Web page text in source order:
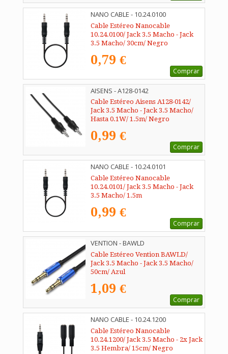
NANO CABLE - 10.24.0100
Cable Estéreo Nanocable
10.24.0100/ Jack 3.5 Macho - Jack
3.5 Macho/ 30cm/ Negro
0,79 €
Comprar
AISENS - A128-0142
Cable Estéreo Aisens A128-0142/
Jack 3.5 Macho - Jack 3.5 Macho/
Hasta 0.1W/ 1.5m/ Negro
0,99 €
Comprar
NANO CABLE - 10.24.0101
Cable Estéreo Nanocable
10.24.0101/ Jack 3.5 Macho - Jack
3.5 Macho/ 1.5m
0,99 €
Comprar
VENTION - BAWLD
Cable Estéreo Vention BAWLD/
Jack 3.5 Macho - Jack 3.5 Macho/
50cm/ Azul
1,09 €
Comprar
NANO CABLE - 10.24.1200
Cable Estéreo Nanocable
10.24.1200/ Jack 3.5 Macho - 2x Jack
3.5 Hembra/ 15cm/ Negro